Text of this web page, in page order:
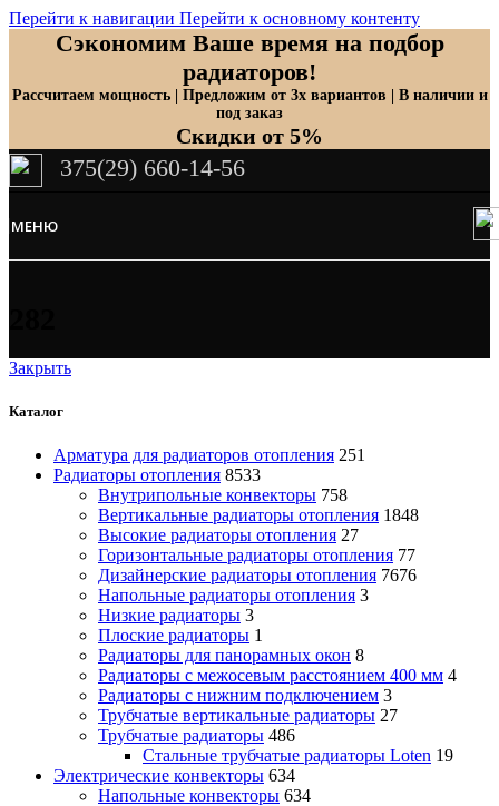
Перейти к навигации Перейти к основному контенту
Сэкономим Ваше время на подбор
радиаторов!
Рассчитаем мощность | Предложим от 3х вариантов | В наличии и
под заказ
Скидки от 5%
375(29) 660-14-56
МЕНЮ
Закрыть
Каталог
Арматура для радиаторов отопления 251
Радиаторы отопления 8533
Внутрипольные конвекторы 758
Вертикальные радиаторы отопления 1848
Высокие радиаторы отопления 27
Горизонтальные радиаторы отопления 77
Дизайнерские радиаторы отопления 7676
Напольные радиаторы отопления 3
Низкие радиаторы 3
Плоские радиаторы 1
Радиаторы для панорамных окон 8
Радиаторы с межосевым расстоянием 400 мм 4
Радиаторы с нижним подключением 3
Трубчатые вертикальные радиаторы 27
Трубчатые радиаторы 486
Cтальные трубчатые радиаторы Loten 19
Электрические конвекторы 634
Напольные конвекторы 634